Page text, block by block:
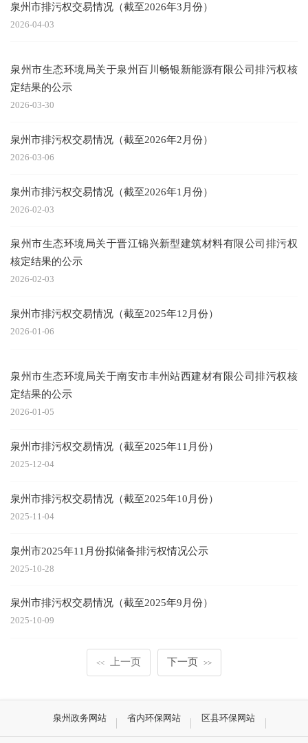
泉州市排污权交易情况（截至2026年3月份）
2026-04-03
泉州市生态环境局关于泉州百川畅银新能源有限公司排污权核
定结果的公示
2026-03-30
泉州市排污权交易情况（截至2026年2月份）
2026-03-06
泉州市排污权交易情况（截至2026年1月份）
2026-02-03
泉州市生态环境局关于晋江锦兴新型建筑材料有限公司排污权
核定结果的公示
2026-02-03
泉州市排污权交易情况（截至2025年12月份）
2026-01-06
泉州市生态环境局关于南安市丰州站西建材有限公司排污权核
定结果的公示
2026-01-05
泉州市排污权交易情况（截至2025年11月份）
2025-12-04
泉州市排污权交易情况（截至2025年10月份）
2025-11-04
泉州市2025年11月份拟储备排污权情况公示
2025-10-28
泉州市排污权交易情况（截至2025年9月份）
2025-10-09
<< 上一页 下一页 >>
泉州政务网站 省内环保网站 区县环保网站